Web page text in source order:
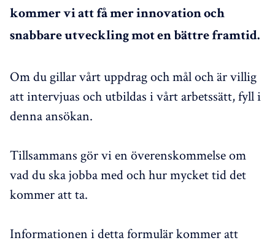
kommer vi att få mer innovation och
snabbare utveckling mot en bättre framtid.
Om du gillar vårt uppdrag och mål och är villig
att intervjuas och utbildas i vårt arbetssätt, fyll i
denna ansökan.
Tillsammans gör vi en överenskommelse om
vad du ska jobba med och hur mycket tid det
kommer att ta.
Informationen i detta formulär kommer att